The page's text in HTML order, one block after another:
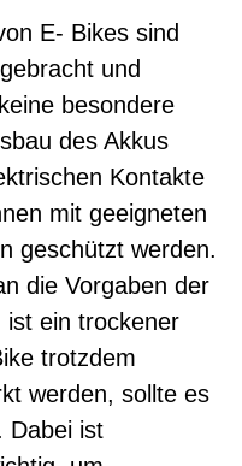
E- Bikes sind
und
besondere
des Akkus
Kontakte
mit geeigneten
geschützt werden.
die Vorgaben der
ist ein trockener
trotzdem
werden, sollte es
Dabei ist